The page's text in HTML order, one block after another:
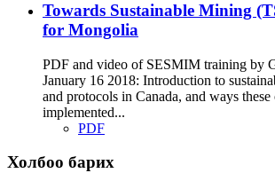
Towards Sustainable Mining
for Mongolia
PDF and video of SESMIM training by
January 16 2018: Introduction to
and protocols in Canada, and ways these
implemented...
PDF
Холбоо барих